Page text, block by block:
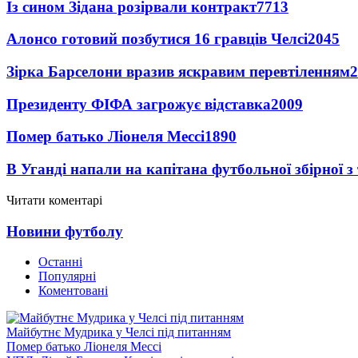
Із сином Зідана розірвали контракт7713
Алонсо готовий позбутися 16 гравців Челсі2045
Зірка Барселони вразив яскравим перевтіленням
Президенту ФІФА загрожує відставка2009
Помер батько Ліонеля Мессі1890
В Уганді напали на капітана футбольної збірної
Читати коментарі
Новини футболу
Останні
Популярні
Коментовані
Майбутнє Мудрика у Челсі під питанням
Помер батько Ліонеля Мессі